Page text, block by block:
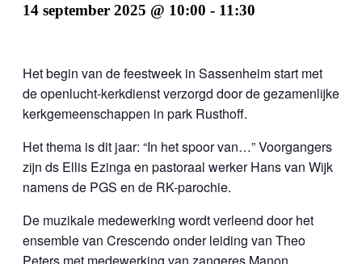
14 september 2025 @ 10:00 - 11:30
Het begin van de feestweek in Sassenheim start met
de openlucht-kerkdienst verzorgd door de gezamenlijke
kerkgemeenschappen in park Rusthoff.
Het thema is dit jaar: “In het spoor van…” Voorgangers
zijn ds Ellis Ezinga en pastoraal werker Hans van Wijk
namens de PGS en de RK-parochie.
De muzikale medewerking wordt verleend door het
ensemble van Crescendo onder leiding van Theo